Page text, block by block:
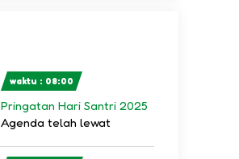
waktu : 08:00
Pringatan Hari Santri 2025
Agenda telah lewat